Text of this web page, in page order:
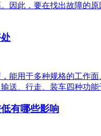
因此，要在找出故障的
能用于多种规格的工作
送、行走、装车四种功能
有哪些影响